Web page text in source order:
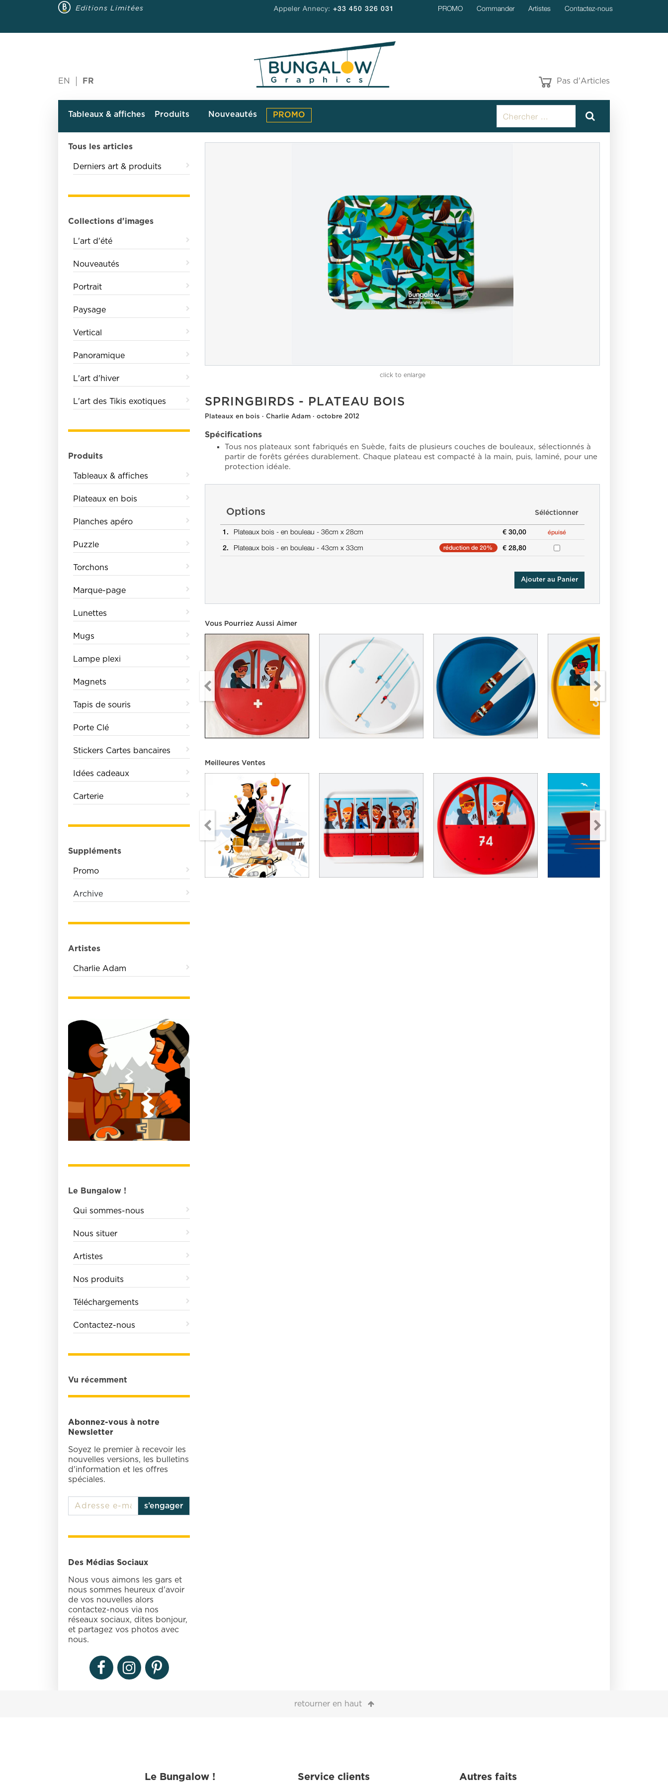
Editions Limitées PROMO Commander Artistes Contactez-nous
Appeler Annecy: +33 450 326 031
EN FR Pas d'Articles
Tableaux & affiches Produits Nouveautés PROMO
Tous les articles
Derniers art & produits
Collections d'images
L'art d'été
Nouveautés
Portrait
Paysage
Vertical
Panoramique
L'art d'hiver
L'art des Tikis exotiques
Produits
Tableaux & affiches
Plateaux en bois
Planches apéro
Puzzle
Torchons
Marque-page
Lunettes
Mugs
Lampe plexi
Magnets
Tapis de souris
Porte Clé
Stickers Cartes bancaires
Idées cadeaux
Carterie
Suppléments
Promo
Archive
Artistes
Charlie Adam
Le Bungalow !
Qui sommes-nous
Nous situer
Artistes
Nos produits
Téléchargements
Contactez-nous
Vu récemment
Abonnez-vous à notre
Newsletter
Soyez le premier à recevoir les
nouvelles versions, les bulletins
d'information et les offres
spéciales.
s’engager
Des Médias Sociaux
Nous vous aimons les gars et
nous sommes heureux d'avoir
de vos nouvelles alors
contactez-nous via nos
réseaux sociaux, dites bonjour,
et partagez vos photos avec
nous.
click to enlarge
SPRINGBIRDS - PLATEAU BOIS
Plateaux en bois · Charlie Adam · octobre 2012
Spécifications
Tous nos plateaux sont fabriqués en Suède, faits de plusieurs couches de bouleaux, sélectionnés à
partir de forêts gérées durablement. Chaque plateau est compacté à la main, puis, laminé, pour une
protection idéale.
Options Séléctionner
1. Plateaux bois - en bouleau - 36cm x 28cm € 30,00 épuisé
2. Plateaux bois - en bouleau - 43cm x 33cm réduction de 20% € 28,80
Ajouter au Panier
Vous Pourriez Aussi Aimer
Meilleures Ventes
retourner en haut
Le Bungalow ! Service clients Autres faits